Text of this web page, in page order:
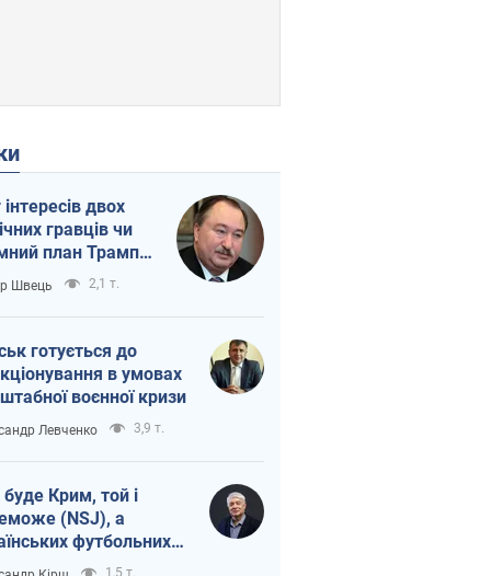
інтересів двох
гравців чи
план Трампа
Швець 2,1 т.
готується до
в умовах
воєнної кризи
Левченко 3,9 т.
Крим, той і
(NSJ), а
футбольних
можуть
1,5 т.